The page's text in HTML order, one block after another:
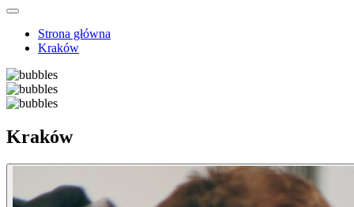
Strona główna
Kraków
Kraków